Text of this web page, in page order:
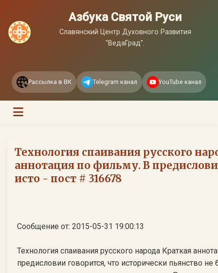
Азбука Святой Руси
Славянский Центр Духовного Развития
"ВедаГрад".
Рассылка в ВК Telegram канал YouTube канал
Технология спаивания русского
аннотация по фильму. В
исто - пост # 316678
Сообщение от: 2015-05-31 19:00:13
Технология спаивания русского народа Краткая аннотация по фильму. В предисловии говорится, что исторически пьянство не было отличительной чертой русского народа, и даже так называемая «Русская водка» на самом деле не является русским «изобретением». Все было даже наоборот, русские признали привезенный в страну виноградный спирт невозможным для употребления. Но иностранцы были настойчивы, и постоянно привозили в Россию водку. Очередная попытка случилась почти через 50 лет. Но даже спустя такое долгое время, наш народ не оценил такой напиток и ответили, что водку можно использовать только для использования исключительно в медицинских целях, да и то в особой консистенции. И вообще, до начала 18 века, алкоголь в нашей стране могли употреблять только в кабаках, а был такой кабак один на весь город. И было еще одно ограничение для употребления алкоголя, выпить можно было только в определенные дни: В Рождество В Дмитриевскую субботу В Святую неделю Всего лишь три дня в году русский человек мог выпить алкоголь, да и то в определенном месте, специально для этого отведенным. Если же уличали русский народ в употреблении алкоголя в другие дни, то это грозило любителям выпить телесными наказаниями, а в некоторых случаях даже тюрьмой. В те времена, пить на Руси считалось постыдным занятием до определенного момента. А наступил этот момент, когда в царской России начал править Петр Первый. Именно он как известно ввел моду на пьянство и курение табака, привезя из-за границы все эти дурные привычки. С момента правления Петра Первого, пьянство стало визитной карточкой российской политики и русского народа. А в конце 19 века был произведен один эксперимент. Для сравнения взяли 10 самых крупных стран мира и начали сравнивать количество выпитого алкоголя на душу населения. И как не странно, Россия была аж на предпоследнем девятом месте по употреблению алкоголя. Всемирная Организация Здравоохранения разработала определенную шкалу, по которой определяли уровень употребления алкоголя на душу населения. 1.Употребление до 3 литров в год на душу населения спирта считается низким. 2.Употребление 4-5 литров на одного человека в год считается средним уровнем потребления. 3.Употребление более 8 литров признано критическим и по мнению ВОЗ начинается генетическое вырождение народа. В начале 20 века в нашей стране употребление алкоголя было низким, и едва доходило до 3 литров выпитого алкоголя в год на душу населения. 95 процентов молодых людей до 18 лет, 90 % женщин и 47 % мужчин в России вообще не употребляли алкоголь. Но со временем, уровень пьянства в России повышался и доля выпитого алкоголя на каждого человека возрастала, и всего через 13 лет Россия дошла до 2-го уровня употребления алкоголя, и он составил почти 5 литров на душу населения в год. В прессе и даже в государственной думе открыто называли бюджет страны пьяным, а существующую власть не боясь обвиняли в умышленном спаивании русского народа. Начались первые проблемы, связанные с алкоголизмом: прогулы на работе, преступления, совершенные в состоянии алкогольного опьянения, и самое главное — пьянство стало прямой угрозой здоровью русского народа! И в это время было развернуто массовое антиалкогольное движение, в котором были даже представители власти. В созданное общество трезвости вступали простые жители, учителя, медицинские работники и представители власти. Но этому движению противостояло мощное влияние. Крупный промышленник барон Гинзбург заявил: «От поставок водки для казенных винных лавок, от промышленного винокурения я получаю больше золота, чем от всех моих золотых приисков. Поэтому казенную продажу питий надо любой ценой сохранить и оправдать в глазах пресловутого общественного мнения». И все-таки в результате мощного антиалкогольного движения, трезвость победила над пьянством в 1914 году, а местные органы самоуправления получили полномочия запрещать производство и продажу алкогольных напитков, и уровень употребления алкоголя стремительно пошел вниз и спустился практически до нуля, и был равен всего лишь 0,2 литра в год на душу населения. И снова все показатели в стране взлетели вверх, производство стало более эффективным, прогулов на работе не стало, здоровье людей стало лучше, да и преступлений стали совершать меньше. Все шло прекрасно до 26 августа 1923 года, когда все ограничения введенные ранее на алкоголь, были полностью сняты и вновь пьянство стало возвращаться в Россию, но уже едва заметными темпами. Через 2 года уровень потребления не превысил даже одного литра на одного человека в год. Постепенно, к 1940 году уровень алкоголизации вырос почти в два раза, и составил 2 литра на человека. А в то время, как шла Великая Отечественная война, употреблять алкоголь опять стали меньше в два раза. Благодаря тому, что русский народ во времена войны практически не пил, русские солдаты могли выносить самые невероятные тяготы и лишения службы, они в прямом смысле делали невозможное, а здоровью наших русских солдат позавидовал бы каждый, поистине богатырское. Благодаря трезвости и здоровой нации мы и выиграли войну. И до 50-х годов русские считались одними из самых трезвых людей в Европе. Но через несколько лет, российские власти опять решили заработать денег и нажиться за счет грязных алкогольных денег, и в производство алкогольной продукции были инвестированы сумасшедшие деньги. А еще чуть позже алкоголь начали скрыто рекламировать в советских фильмах, тем самым оказывая психологическое влияние на умы русских людей. И внезапно уровень употребления алкоголя возрос до 5 литров на душу населения. А к 1980 году этот показатель был просто катастрофическим и был равен 11 литрам на душу населения в год. А это примерно около 50 бутылок в год на абсолютно каждого человека в России, включая стариков, женщин и даже младенцев. Зато доходы в казну государства были колоссальными, ведь производство одной бутылки водки стоило не более 15 копеек, а в продаже на витринах магазинов водка стоила более 3 рублей. Но не все так гладко, как можно представить. Ведь после таких сумасшедших объемом продаж алкогольной продукции в России началась череда чудовищных преступлений алкоголиков, у родителей алкоголиков забирали детей и отдавали в детские дома, алкоголиков принудительно лечили, на производстве начались массовые прогулы и массовые несчастные случаи и даже смерти на производстве. А количество заболевших по причине алкоголя и умерших просто не посчитать. В итоге, оказалось, по самым скромным подсчетам, государство понесло убытки в несколько миллиардов рублей, что превышало доходы в казну как минимум в 3 раза!!! В 1960 году на учете у наркологов было всего 500 000 человек, а спустя 20 лет — на учете было уже 5,5 миллионов человек. Алкоголиков стало больше в 11 раз. А если учесть тех, кто не становился на учет, то эта цифра будет намного больше. Число людей, которые погибали от последствий алкоголя — достигло 700 000 человек в год. В 1980 году провели исследования и выяснили, что 3,5 % всех детей в России имеют отклонения в умственном и физическом развитии, а 13 процентов имеют среднее отклонение — таких детей называют умственно отсталыми. А это значит, что каждый шестой ребенок в стране был недоразвитый. Точные данные этой статистики засекречены и являются государственной тайной, но все же можно подсчитать, насколько выросло число ненормальных людей за последнее время. В Омской области в 1960 году было всего 2 школы для умственно отсталых детей, а в 80 году — уже 19 таких школ, это почти в 10 раз больше. В Донецкой области в 60-году было всего 4 школы, а в 80-м